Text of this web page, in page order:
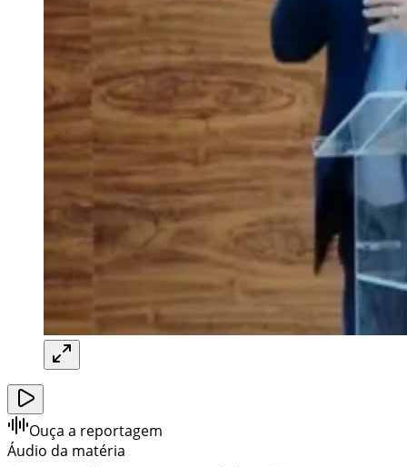
Ouça a reportagem
Áudio da matéria